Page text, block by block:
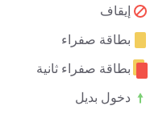
إيقاف
بطاقة صفراء
بطاقة صفراء ثانية
دخول بديل